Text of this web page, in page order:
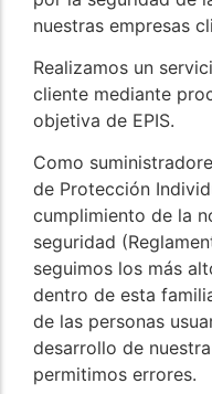
nuestras empresas
Realizamos un
cliente mediante
objetiva de EPIS.
Como
de Protección
cumplimiento de la
seguridad
seguimos los más
dentro de esta
de las personas
desarrollo de
permitimos errores.